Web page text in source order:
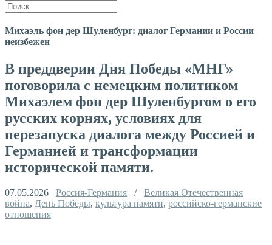
Михаэль фон дер Шуленбург: диалог Германии и России
неизбежен
В преддверии Дня Победы «МНГ»
поговорила с немецким политиком
Михаэлем фон дер Шуленбургом о его
русских корнях, условиях для
перезапуска диалога между Россией и
Германией и трансформации
исторической памяти.
07.05.2026 Россия-Германия / Великая Отечественная
война, День Победы, культура памяти, российско-германские
отношения